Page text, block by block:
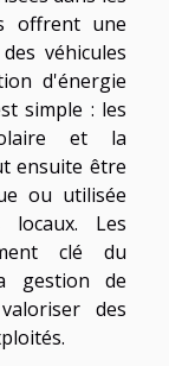
offrent une
véhicules
d'énergie
simple : les
et la
ensuite être
ou utilisée
locaux. Les
clé du
gestion de
des